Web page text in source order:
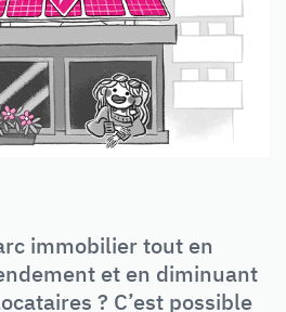
immobilier tout en
et en diminuant
? C’est possible